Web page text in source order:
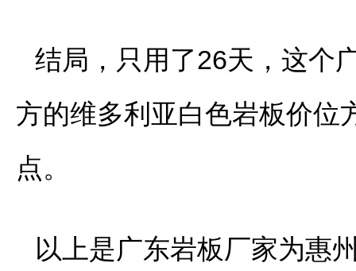
结局，只用了26天，这个
方的维多利亚白色岩板价位
点。
以上是广东岩板厂家为惠